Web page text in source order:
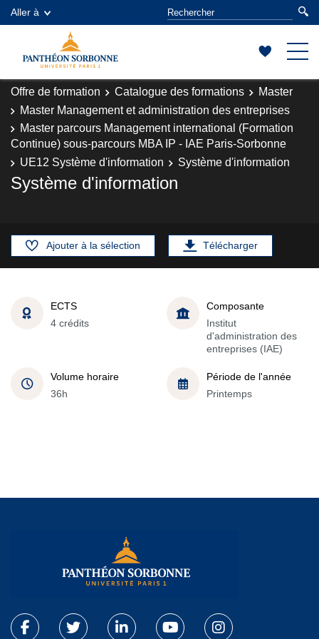
Aller à
Offre de formation Catalogue des formations
Master
Master Management et administration des entreprises
Master parcours Management international (Formation
Continue) sous-parcours MBA IP - IAE Paris-Sorbonne
UE12 Système d'information
Système d'information
Système d'information
Ajouter à la sélection Télécharger
ECTS
4 crédits
Composante
Institut
d'administration des
entreprises (IAE)
Volume horaire
36h
Période de l'année
Printemps